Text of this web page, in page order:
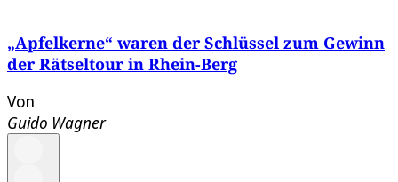
„Apfelkerne“ waren der Schlüssel zum Gewinn
der Rätseltour in Rhein-Berg
Von
Guido Wagner